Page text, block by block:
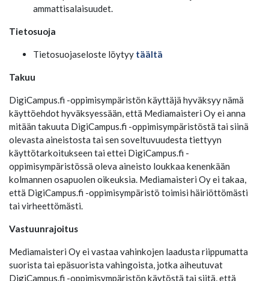
ammattisalaisuudet.
Tietosuoja
Tietosuojaseloste löytyy täältä
Takuu
DigiCampus.fi -oppimisympäristön käyttäjä hyväksyy nämä
käyttöehdot hyväksyessään, että Mediamaisteri Oy ei anna
mitään takuuta DigiCampus.fi -oppimisympäristöstä tai siinä
olevasta aineistosta tai sen soveltuvuudesta tiettyyn
käyttötarkoitukseen tai ettei DigiCampus.fi -
oppimisympäristössä oleva aineisto loukkaa kenenkään
kolmannen osapuolen oikeuksia. Mediamaisteri Oy ei takaa,
että DigiCampus.fi -oppimisympäristö toimisi häiriöttömästi
tai virheettömästi.
Vastuunrajoitus
Mediamaisteri Oy ei vastaa vahinkojen laadusta riippumatta
suorista tai epäsuorista vahingoista, jotka aiheutuvat
DigiCampus.fi -oppimisympäristön käytöstä tai siitä, että